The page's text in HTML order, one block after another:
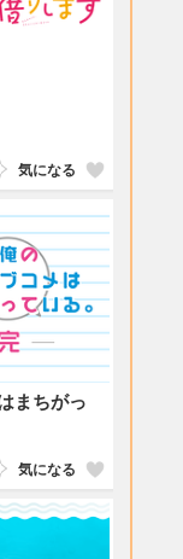
気になる
まちがっ
気になる